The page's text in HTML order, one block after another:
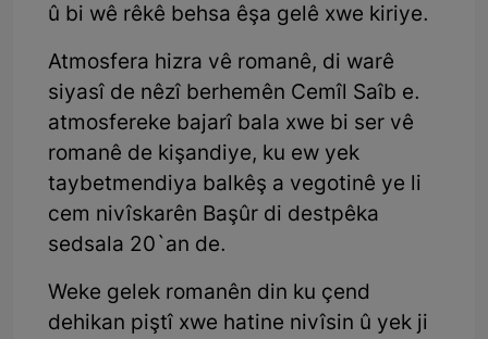
û bi wê rêkê behsa êşa gelê xwe kiriye.
Atmosfera hizra vê romanê, di warê
siyasî de nêzî berhemên Cemîl Saîb e.
atmosfereke bajarî bala xwe bi ser vê
romanê de kişandiye, ku ew yek
taybetmendiya balkêş a vegotinê ye li
cem nivîskarên Başûr di destpêka
sedsala 20`an de.
Weke gelek romanên din ku çend
dehikan piştî xwe hatine nivîsin û yek ji